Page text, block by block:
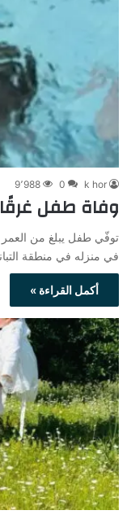
k hor
0 9٬988
وفاة طفل غرقًا
توفّي طفل يبلغ من
في منزله في منطقة
أكمل القراءة »